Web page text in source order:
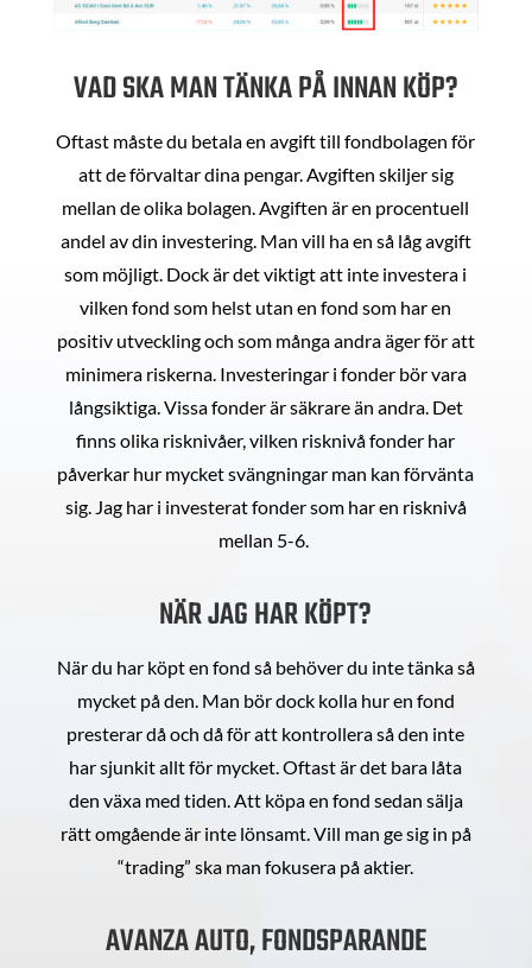
VAD SKA MAN TÄNKA PÅ INNAN KÖP?
Oftast måste du betala en avgift till fondbolagen för
att de förvaltar dina pengar. Avgiften skiljer sig
mellan de olika bolagen. Avgiften är en procentuell
andel av din investering. Man vill ha en så låg avgift
som möjligt. Dock är det viktigt att inte investera i
vilken fond som helst utan en fond som har en
positiv utveckling och som många andra äger för att
minimera riskerna. Investeringar i fonder bör vara
långsiktiga. Vissa fonder är säkrare än andra. Det
finns olika risknivåer, vilken risknivå fonder har
påverkar hur mycket svängningar man kan förvänta
sig. Jag har i investerat fonder som har en risknivå
mellan 5-6.
NÄR JAG HAR KÖPT?
När du har köpt en fond så behöver du inte tänka så
mycket på den. Man bör dock kolla hur en fond
presterar då och då för att kontrollera så den inte
har sjunkit allt för mycket. Oftast är det bara låta
den växa med tiden. Att köpa en fond sedan sälja
rätt omgående är inte lönsamt. Vill man ge sig in på
“trading” ska man fokusera på aktier.
AVANZA AUTO, FONDSPARANDE